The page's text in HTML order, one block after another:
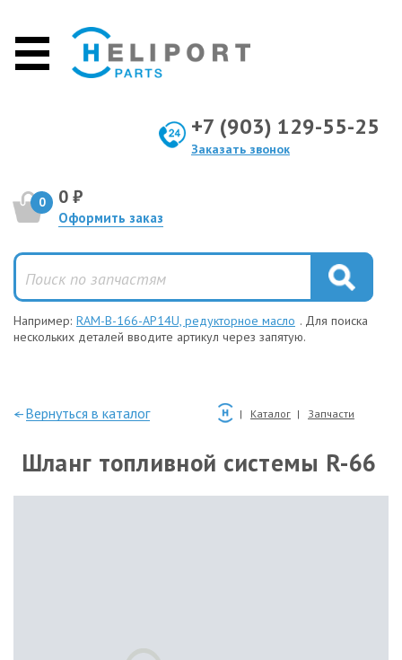
+7 (903) 129-55-25
Заказать звонок
0 0 ₽
Оформить заказ
Например: RAM-B-166-AP14U, редукторное масло . Для поиска
нескольких деталей вводите артикул через запятую.
—Вернуться в каталог Каталог Запчасти
Шланг топливной системы R-66